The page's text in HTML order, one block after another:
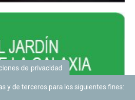
de privacidad
y de terceros para los siguientes fines: